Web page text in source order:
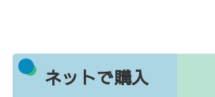
ネットで購入